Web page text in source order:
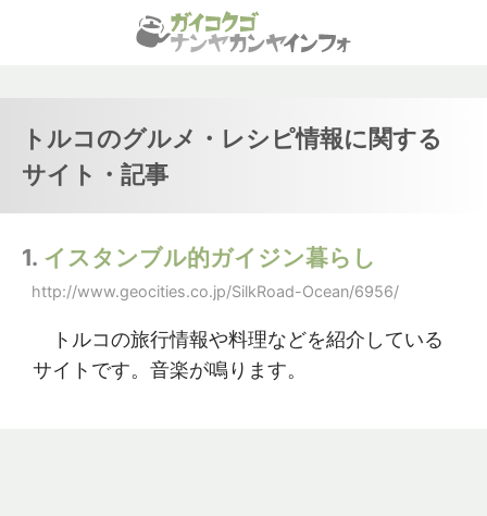
トルコのグルメ・レシピ情報に関する
サイト・記事
1. イスタンブル的ガイジン暮らし
http://www.geocities.co.jp/SilkRoad-Ocean/6956/
トルコの旅行情報や料理などを紹介している
サイトです。音楽が鳴ります。